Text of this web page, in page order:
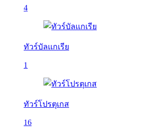
4
ทัวร์บัลเเกเรีย
1
ทัวร์โปรตุเกส
16